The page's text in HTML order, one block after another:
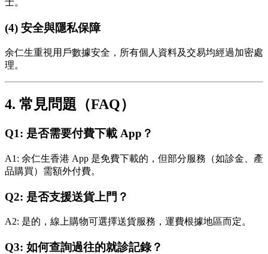
(4) 安全與隱私保障
余仁生重視用戶數據安全，所有個人資料及交易均經過加密處
理。
4. 常見問題（FAQ）
Q1: 是否需要付費下載 App？
A1: 余仁生香港 App 是免費下載的，但部分服務（如診金、產
品購買）需額外付費。
Q2: 是否支援送貨上門？
A2: 是的，線上購物可選擇送貨服務，運費根據地區而定。
Q3: 如何查詢過往的就診記錄？